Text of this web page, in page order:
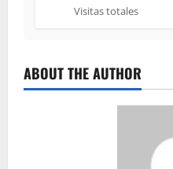
Visitas totales
ABOUT THE AUTHOR